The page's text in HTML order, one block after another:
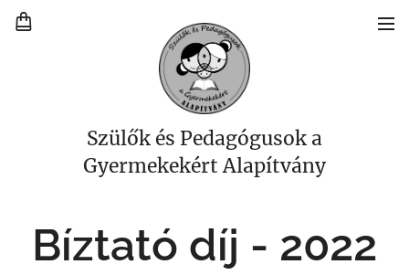
Szülők és Pedagógusok a
Gyermekekért Alapítvány
Bíztató díj - 2022